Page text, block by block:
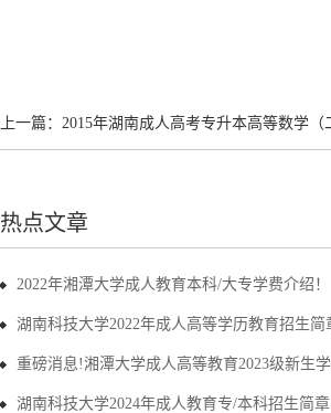
上一篇： 2015年湖南成人高考专升本高等数学（二）考
热点文章
2022年湘潭大学成人教育本科/大专学费介绍！
湖南科技大学2022年成人高等学历教育招生简
重磅消息!湘潭大学成人高等教育2023级新生学费
湖南科技大学2024年成人教育专/本科招生简章